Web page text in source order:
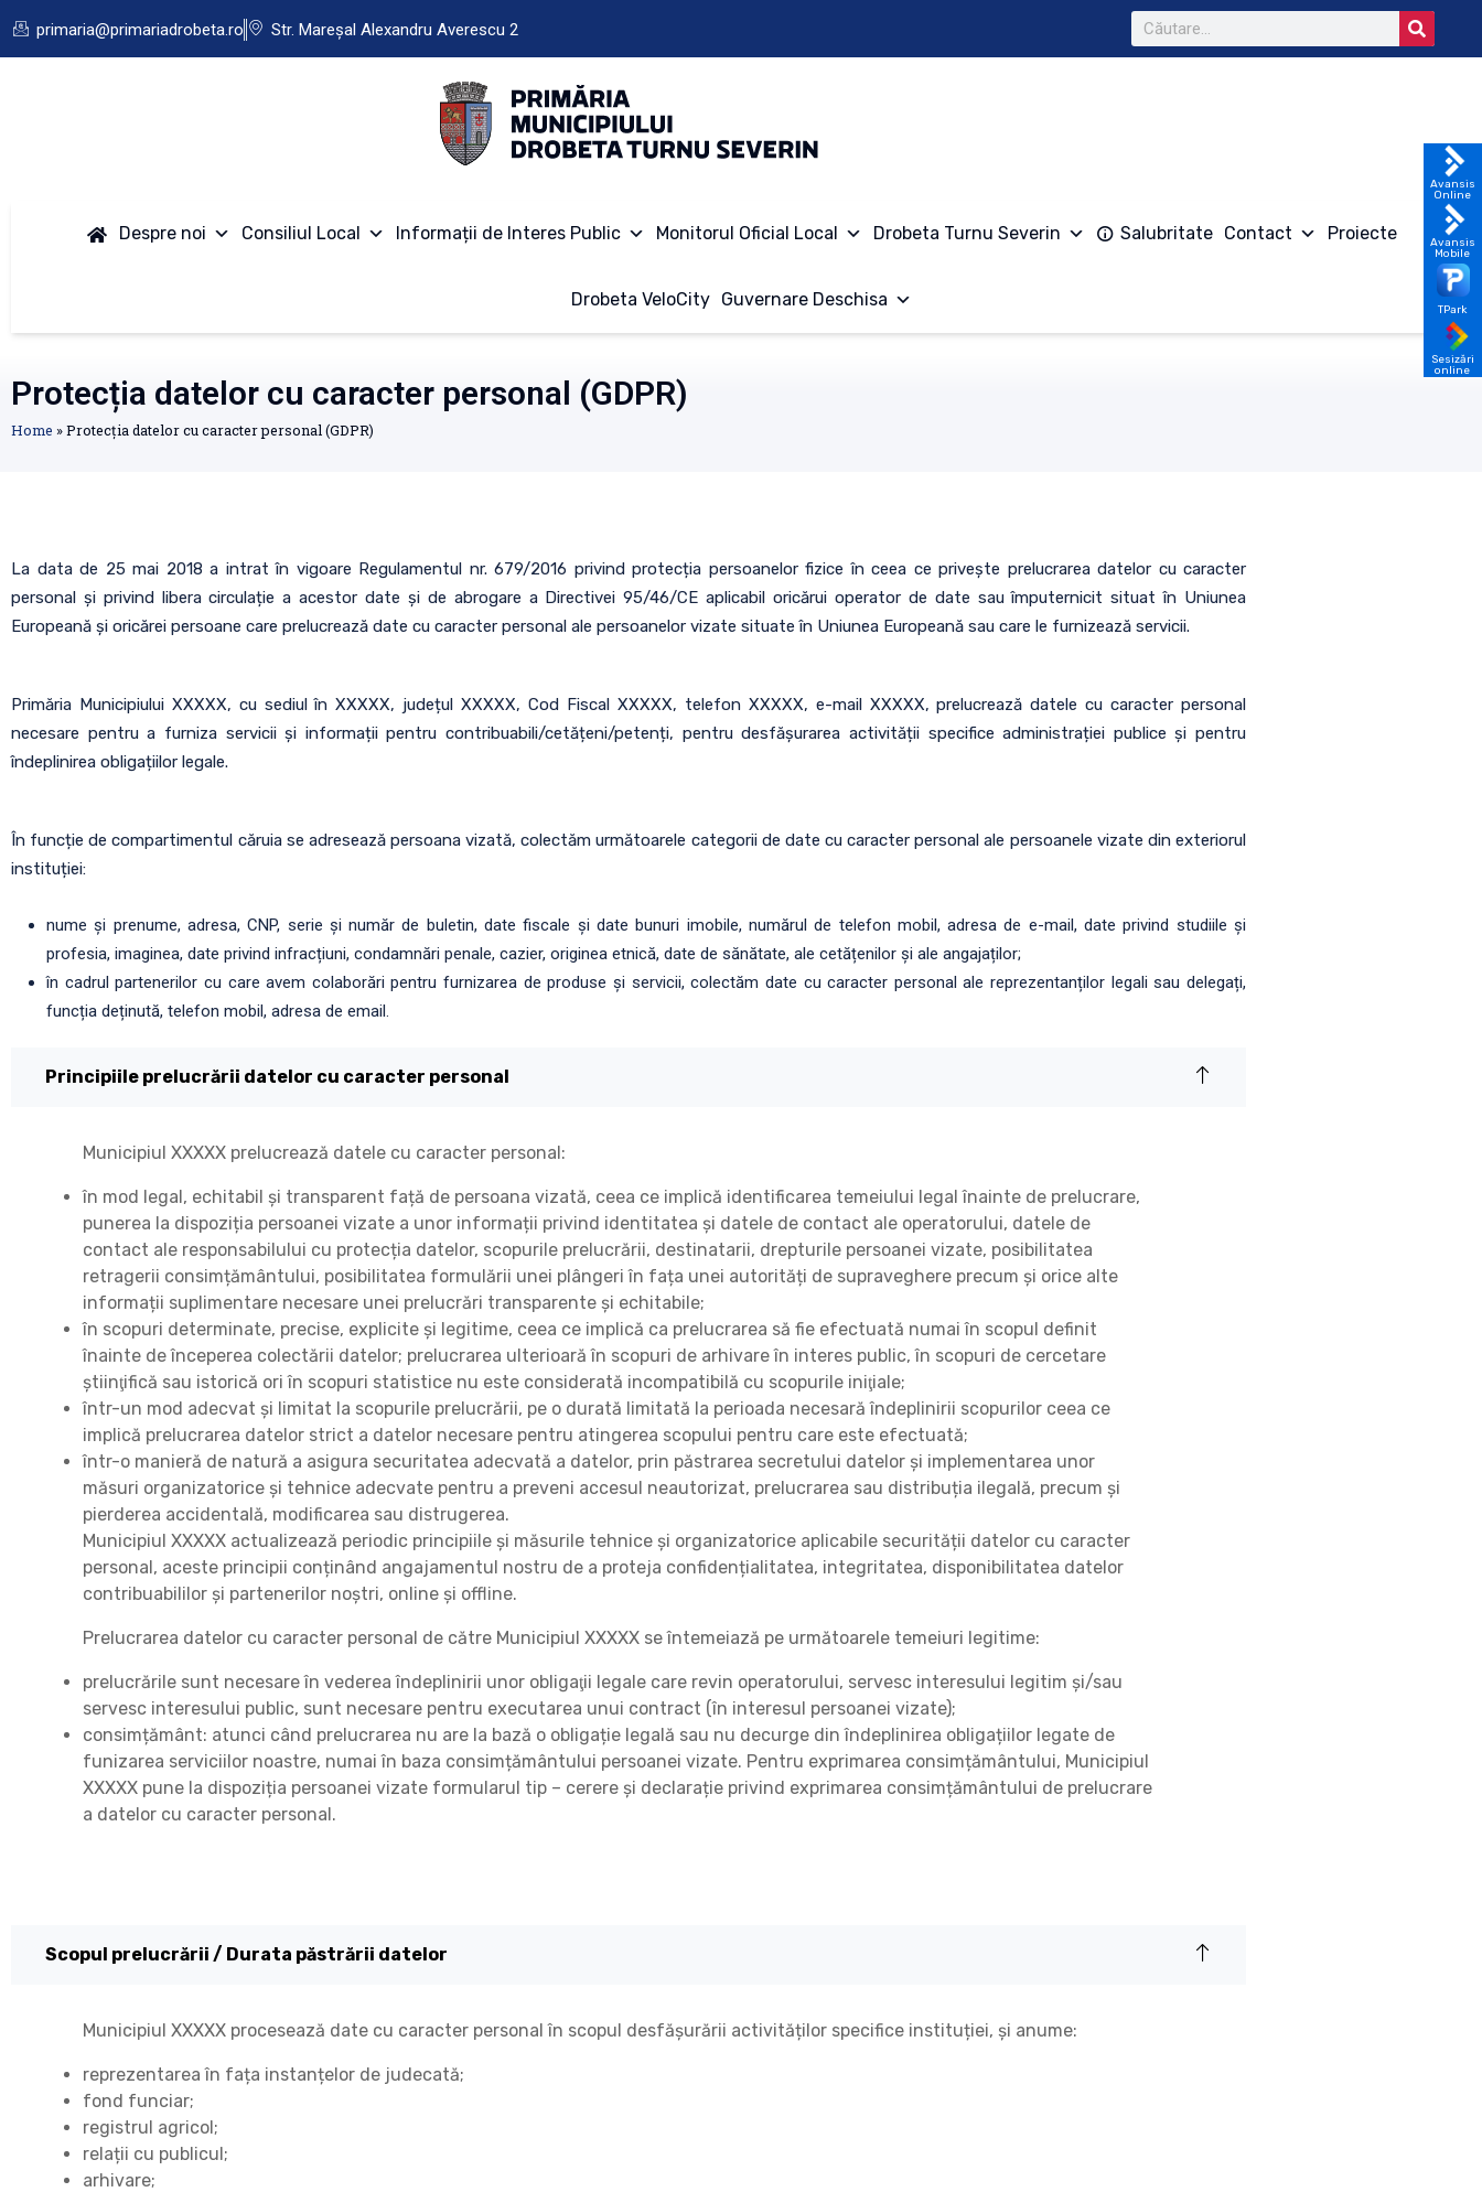
primaria@primariadrobeta.ro Str. Mareșal Alexandru Averescu 2
Despre noi Consiliul Local Informații de Interes Public Monitorul Oficial Local Drobeta Turnu Severin Salubritate Contact Proiecte
Drobeta VeloCity Guvernare Deschisa
Protecția datelor cu caracter personal (GDPR)
Home »Protecția datelor cu caracter personal (GDPR)
La data de 25 mai 2018 a intrat în vigoare Regulamentul nr. 679/2016 privind protecția persoanelor fizice în ceea ce privește prelucrarea datelor cu caracter
personal și privind libera circulație a acestor date și de abrogare a Directivei 95/46/CE aplicabil oricărui operator de date sau împuternicit situat în Uniunea
Europeană și oricărei persoane care prelucrează date cu caracter personal ale persoanelor vizate situate în Uniunea Europeană sau care le furnizează servicii.
Primăria Municipiului XXXXX, cu sediul în XXXXX, județul XXXXX, Cod Fiscal XXXXX, telefon XXXXX, e-mail XXXXX, prelucrează datele cu caracter personal
necesare pentru a furniza servicii și informații pentru contribuabili/cetățeni/petenți, pentru desfășurarea activității specifice administrației publice și pentru
îndeplinirea obligațiilor legale.
În funcție de compartimentul căruia se adresează persoana vizată, colectăm următoarele categorii de date cu caracter personal ale persoanele vizate din exteriorul
instituției:
nume și prenume, adresa, CNP, serie și număr de buletin, date fiscale și date bunuri imobile, numărul de telefon mobil, adresa de e-mail, date privind studiile și
profesia, imaginea, date privind infracțiuni, condamnări penale, cazier, originea etnică, date de sănătate, ale cetățenilor și ale angajaților;
în cadrul partenerilor cu care avem colaborări pentru furnizarea de produse și servicii, colectăm date cu caracter personal ale reprezentanților legali sau delegați,
funcția deținută, telefon mobil, adresa de email.
Principiile prelucrării datelor cu caracter personal
Municipiul XXXXX prelucrează datele cu caracter personal:
în mod legal, echitabil și transparent față de persoana vizată, ceea ce implică identificarea temeiului legal înainte de prelucrare,
punerea la dispoziția persoanei vizate a unor informații privind identitatea și datele de contact ale operatorului, datele de
contact ale responsabilului cu protecția datelor, scopurile prelucrării, destinatarii, drepturile persoanei vizate, posibilitatea
retragerii consimțământului, posibilitatea formulării unei plângeri în fața unei autorități de supraveghere precum și orice alte
informații suplimentare necesare unei prelucrări transparente și echitabile;
în scopuri determinate, precise, explicite și legitime, ceea ce implică ca prelucrarea să fie efectuată numai în scopul definit
înainte de începerea colectării datelor; prelucrarea ulterioară în scopuri de arhivare în interes public, în scopuri de cercetare
ştiinţifică sau istorică ori în scopuri statistice nu este considerată incompatibilă cu scopurile iniţiale;
într-un mod adecvat și limitat la scopurile prelucrării, pe o durată limitată la perioada necesară îndeplinirii scopurilor ceea ce
implică prelucrarea datelor strict a datelor necesare pentru atingerea scopului pentru care este efectuată;
într-o manieră de natură a asigura securitatea adecvată a datelor, prin păstrarea secretului datelor și implementarea unor
măsuri organizatorice și tehnice adecvate pentru a preveni accesul neautorizat, prelucrarea sau distribuția ilegală, precum și
pierderea accidentală, modificarea sau distrugerea.
Municipiul XXXXX actualizează periodic principiile și măsurile tehnice și organizatorice aplicabile securității datelor cu caracter
personal, aceste principii conținând angajamentul nostru de a proteja confidențialitatea, integritatea, disponibilitatea datelor
contribuabililor și partenerilor noștri, online și offline.
Prelucrarea datelor cu caracter personal de către Municipiul XXXXX se întemeiază pe următoarele temeiuri legitime:
prelucrările sunt necesare în vederea îndeplinirii unor obligaţii legale care revin operatorului, servesc interesului legitim și/sau
servesc interesului public, sunt necesare pentru executarea unui contract (în interesul persoanei vizate);
consimțământ: atunci când prelucrarea nu are la bază o obligație legală sau nu decurge din îndeplinirea obligațiilor legate de
funizarea serviciilor noastre, numai în baza consimțământului persoanei vizate. Pentru exprimarea consimțământului, Municipiul
XXXXX pune la dispoziția persoanei vizate formularul tip – cerere și declarație privind exprimarea consimțământului de prelucrare
a datelor cu caracter personal.
Scopul prelucrării / Durata păstrării datelor
Municipiul XXXXX procesează date cu caracter personal în scopul desfășurării activităților specifice instituției, și anume:
reprezentarea în fața instanțelor de judecată;
fond funciar;
registrul agricol;
relații cu publicul;
arhivare;
Avansis
Online
Avansis
Mobile
TPark
Sesizări
online